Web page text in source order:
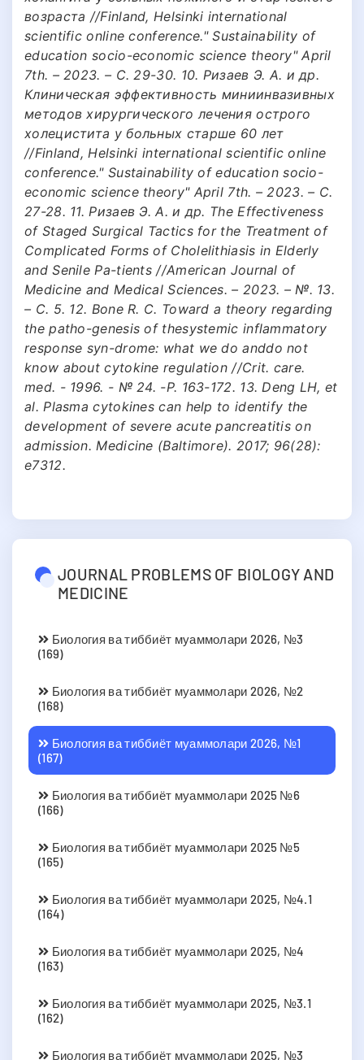
возраста //Finland, Helsinki international
scientific online conference." Sustainability of
education socio-economic science theory" April
7th. – 2023. – С. 29-30. 10. Ризаев Э. А. и др.
Клиническая эффективность миниинвазивных
методов хирургического лечения острого
холецистита у больных старше 60 лет
//Finland, Helsinki international scientific online
conference." Sustainability of education socio-
economic science theory" April 7th. – 2023. – С.
27-28. 11. Ризаев Э. А. и др. The Effectiveness
of Staged Surgical Tactics for the Treatment of
Complicated Forms of Cholelithiasis in Elderly
and Senile Pa-tients //American Journal of
Medicine and Medical Sciences. – 2023. – №. 13.
– С. 5. 12. Bone R. C. Toward a theory regarding
the patho-genesis of thesystemic inflammatory
response syn-drome: what we do anddo not
know about cytokine regulation //Crit. care.
med. - 1996. - № 24. -Р. 163-172. 13. Deng LH, et
al. Plasma cytokines can help to identify the
development of severe acute pancreatitis on
admission. Medicine (Baltimore). 2017; 96(28):
e7312.
JOURNAL PROBLEMS OF BIOLOGY AND
MEDICINE
Биология ва тиббиёт муаммолари 2026, №3
(169)
Биология ва тиббиёт муаммолари 2026, №2
(168)
Биология ва тиббиёт муаммолари 2026, №1
(167)
Биология ва тиббиёт муаммолари 2025 №6
(166)
Биология ва тиббиёт муаммолари 2025 №5
(165)
Биология ва тиббиёт муаммолари 2025, №4.1
(164)
Биология ва тиббиёт муаммолари 2025, №4
(163)
Биология ва тиббиёт муаммолари 2025, №3.1
(162)
Биология ва тиббиёт муаммолари 2025, №3